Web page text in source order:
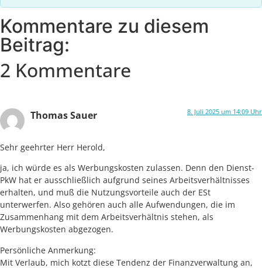
Kommentare zu diesem
Beitrag:
2 Kommentare
Thomas Sauer 8. Juli 2025 um 14:09 Uhr
Sehr geehrter Herr Herold,
ja, ich würde es als Werbungskosten zulassen. Denn den Dienst-
PkW hat er ausschließlich aufgrund seines Arbeitsverhältnisses
erhalten, und muß die Nutzungsvorteile auch der ESt
unterwerfen. Also gehören auch alle Aufwendungen, die im
Zusammenhang mit dem Arbeitsverhältnis stehen, als
Werbungskosten abgezogen.
Persönliche Anmerkung:
Mit Verlaub, mich kotzt diese Tendenz der Finanzverwaltung an,